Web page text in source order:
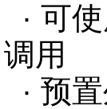
· 可
调用
· 预